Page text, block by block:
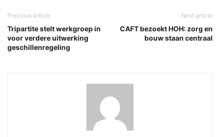
Previous article
Tripartite stelt werkgroep in
voor verdere uitwerking
geschillenregeling
Next article
CAFT bezoekt HOH: zorg en
bouw staan centraal